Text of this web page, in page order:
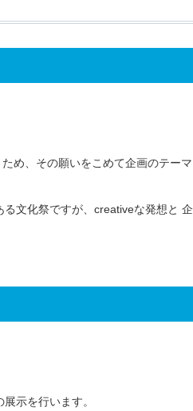
め、その願いをこめて企画のテーマ
文化祭ですが、creativeな発想と 企
示を行います。